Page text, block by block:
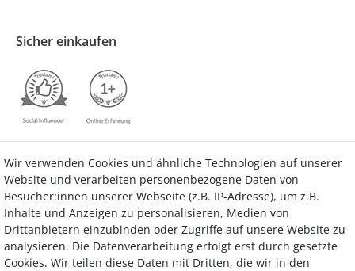
Sicher einkaufen
Vertrag widerrufen Kontakt
Bezahlung
Wir verwenden Cookies und ähnliche Technologien auf unserer
Website und verarbeiten personenbezogene Daten von
Besucher:innen unserer Webseite (z.B. IP-Adresse), um z.B.
Inhalte und Anzeigen zu personalisieren, Medien von
Drittanbietern einzubinden oder Zugriffe auf unsere Website zu
analysieren. Die Datenverarbeitung erfolgt erst durch gesetzte
Cookies. Wir teilen diese Daten mit Dritten, die wir in den